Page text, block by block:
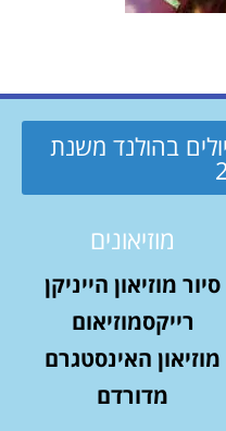
בהולנד משנת
מוזיאונים
סיור מוזיאון הייניקן
רייקסמוזיאום
מוזיאון האינסטגרם
מדורדם